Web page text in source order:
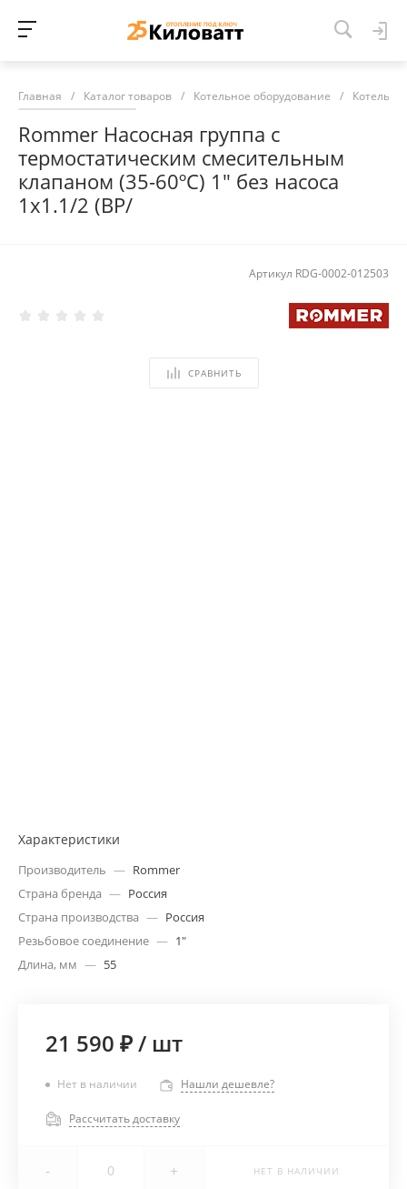
Главная / Каталог товаров / Котельное оборудование /
Rommer Насосная группа с
термостатическим смесительным
клапаном (35-60ºС) 1" без насоса
1х1.1/2 (ВР/
Артикул RDG-0002-012503
СРАВНИТЬ
Характеристики
Производитель — Rommer
Страна бренда — Россия
Страна производства — Россия
Резьбовое соединение — 1"
Длина, мм — 55
21 590 ₽/ шт
Нет в наличии Нашли дешевле?
Рассчитать доставку
- + НЕТ В НАЛИЧИИ